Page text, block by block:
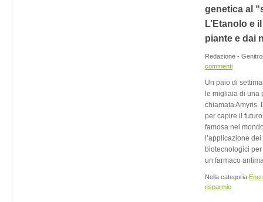
genetica al
L’Etanolo e
piante e dai
Redazione -
commenti
Un paio di
le migliaia di una
chiamata Amyris.
per capire il
famosa nel
l’applicazione
biotecnologici
un farmaco
Nella categoria
risparmio